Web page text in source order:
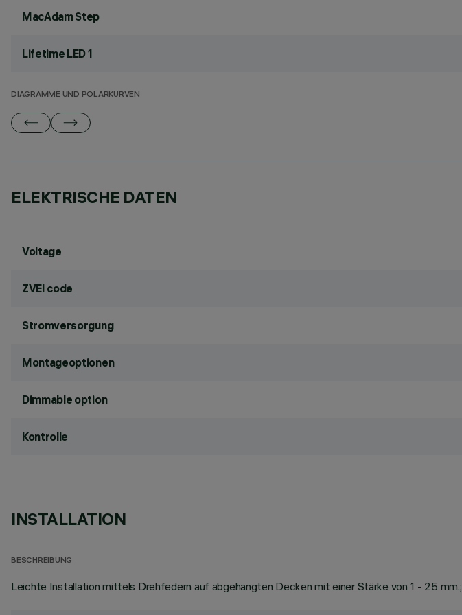
MacAdam Step
Lifetime LED 1
DIAGRAMME UND POLARKURVEN
ELEKTRISCHE DATEN
Voltage
ZVEI code
Stromversorgung
Montageoptionen
Dimmable option
Kontrolle
INSTALLATION
BESCHREIBUNG
Leichte Installation mittels Drehfedern auf abgehängten Decken mit einer Stärke von 1 - 25 mm.;